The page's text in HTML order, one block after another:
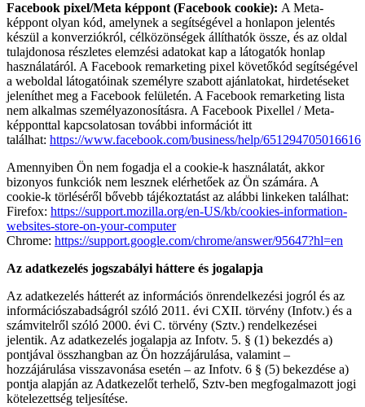
Facebook pixel/Meta képpont (Facebook cookie): A Meta-
képpont olyan kód, amelynek a segítségével a honlapon jelentés
készül a konverziókról, célközönségek állíthatók össze, és az oldal
tulajdonosa részletes elemzési adatokat kap a látogatók honlap
használatáról. A Facebook remarketing pixel követőkód segítségével
a weboldal látogatóinak személyre szabott ajánlatokat, hirdetéseket
jeleníthet meg a Facebook felületén. A Facebook remarketing lista
nem alkalmas személyazonosításra. A Facebook Pixellel / Meta-
képponttal kapcsolatosan további információt itt
találhat: https://www.facebook.com/business/help/651294705016616
Amennyiben Ön nem fogadja el a cookie-k használatát, akkor
bizonyos funkciók nem lesznek elérhetőek az Ön számára. A
cookie-k törléséről bővebb tájékoztatást az alábbi linkeken találhat:
Firefox: https://support.mozilla.org/en-US/kb/cookies-information-
websites-store-on-your-computer
Chrome: https://support.google.com/chrome/answer/95647?hl=en
Az adatkezelés jogszabályi háttere és jogalapja
Az adatkezelés hátterét az információs önrendelkezési jogról és az
információszabadságról szóló 2011. évi CXII. törvény (Infotv.) és a
számvitelről szóló 2000. évi C. törvény (Sztv.) rendelkezései
jelentik. Az adatkezelés jogalapja az Infotv. 5. § (1) bekezdés a)
pontjával összhangban az Ön hozzájárulása, valamint –
hozzájárulása visszavonása esetén – az Infotv. 6 § (5) bekezdése a)
pontja alapján az Adatkezelőt terhelő, Sztv-ben megfogalmazott jogi
kötelezettség teljesítése.